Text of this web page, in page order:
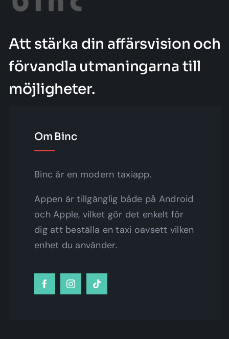
Att stärka din affärsvision och
förvandla utmaningarna till
möjligheter.
Om Binc
Binc är en modern taxiapp.
Appen är tillgänglig både på Android
och Apple, vilket gör det enkelt för
dig att beställa en taxi oavsett vilken
enhet du använder.